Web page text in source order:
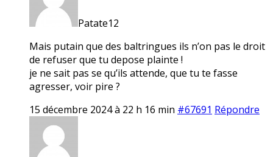
Patate12
Mais putain que des baltringues ils n’on pas le droit
de refuser que tu depose plainte !
je ne sait pas se qu’ils attende, que tu te fasse
agresser, voir pire ?
15 décembre 2024 à 22 h 16 min #67691 Répondre